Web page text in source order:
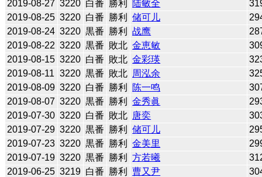
2019-08-27 3220 白番 勝利 陆敏全
2019-08-25 3220 白番 勝利 储可儿
2019-08-24 3220 黒番 勝利 战鹰
2019-08-22 3220 黒番 敗北 金恵敏
2019-08-15 3220 白番 敗北 金彩瑛
2019-08-11 3220 黒番 敗北 周泓余
2019-08-09 3220 白番 勝利 陈一鸣
2019-08-07 3220 黒番 勝利 金秀眞
2019-07-30 3220 白番 敗北 唐奕
2019-07-29 3220 黒番 勝利 储可儿
2019-07-23 3220 黒番 勝利 金美里
2019-07-19 3220 黒番 勝利 方若曦
2019-06-25 3219 白番 勝利 曹又尹